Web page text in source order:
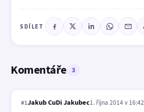
SDÍLET
Komentáře 3
#1Jakub CuDi Jakubec1. října 2014 v 16:42